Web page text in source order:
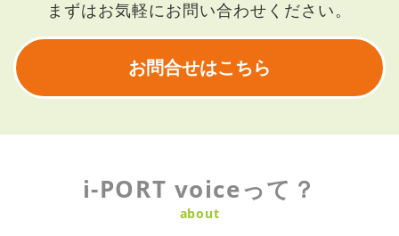
まずはお気軽にお問い合わせください。
お問合せはこちら
i-PORT voiceって？
about